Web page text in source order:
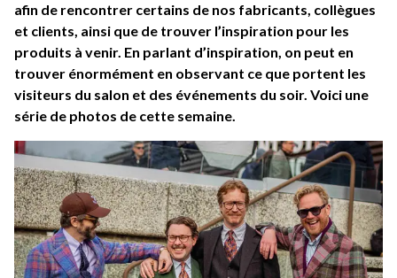
afin de rencontrer certains de nos fabricants, collègues
et clients, ainsi que de trouver l’inspiration pour les
produits à venir. En parlant d’inspiration, on peut en
trouver énormément en observant ce que portent les
visiteurs du salon et des événements du soir. Voici une
série de photos de cette semaine.